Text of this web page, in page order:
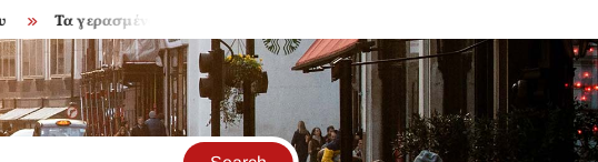
Τα γερασμένα μπαλκόνια κρύβουν παγίδες